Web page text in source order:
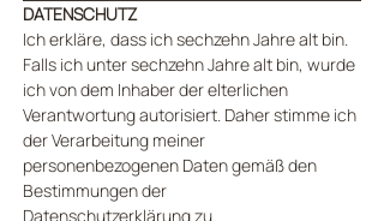
DATENSCHUTZ
Ich erkläre, dass ich sechzehn Jahre alt bin.
Falls ich unter sechzehn Jahre alt bin, wurde
ich von dem Inhaber der elterlichen
Verantwortung autorisiert. Daher stimme ich
der Verarbeitung meiner
personenbezogenen Daten gemäß den
Bestimmungen der
Datenschutzerklärung zu.